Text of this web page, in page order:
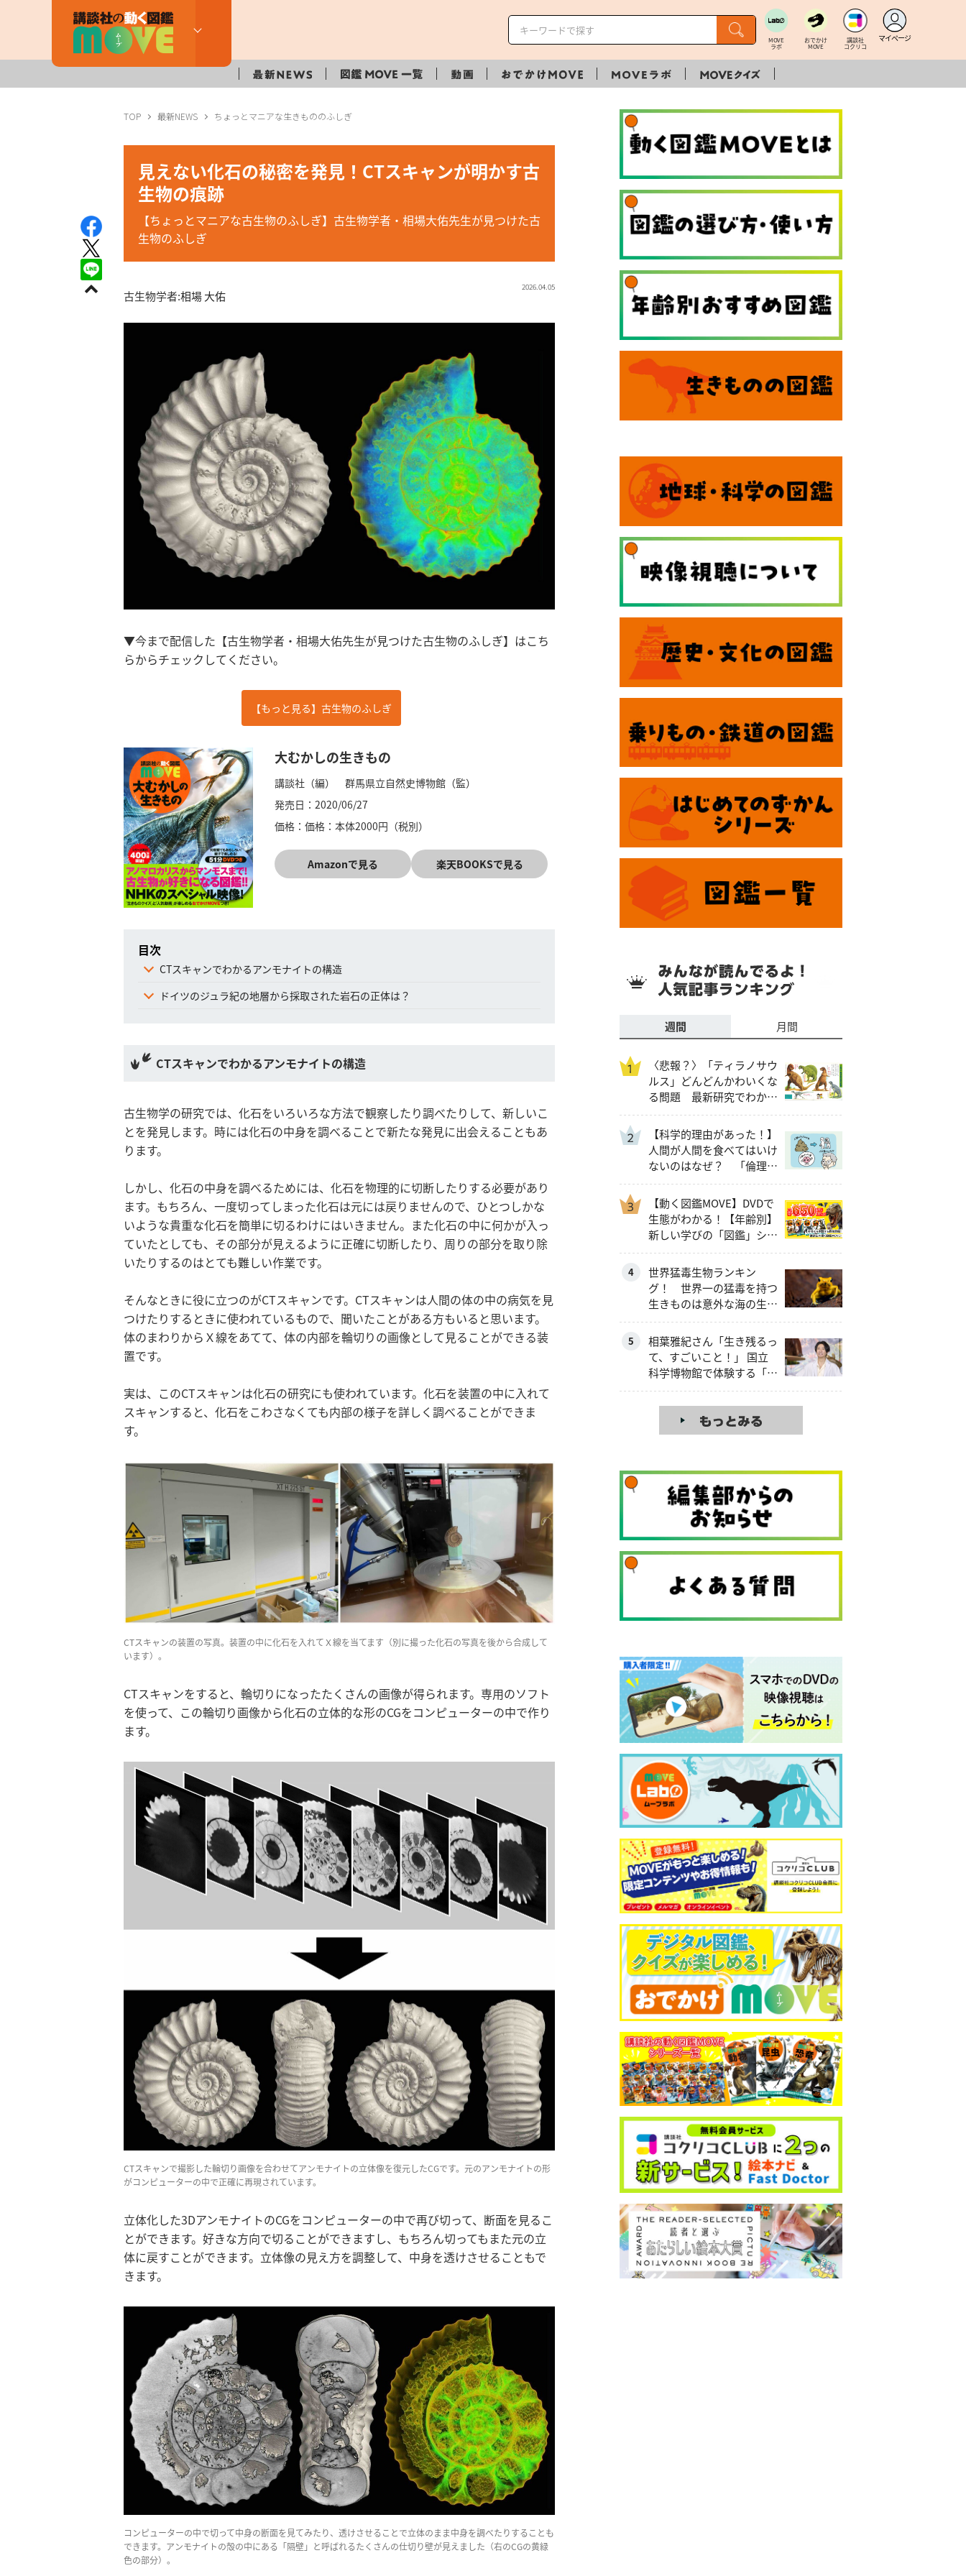
MOVE
ラボ
おでかけ
MOVE
講談社
コクリコ
マイページ
TOP 最新NEWS ちょっとマニアな生きもののふしぎ
見えない化石の秘密を発見！CTスキャンが明かす古
生物の痕跡
【ちょっとマニアな古生物のふしぎ】古生物学者・相場大佑先生が見つけた古
生物のふしぎ
2026.04.05
古生物学者:相場 大佑
▼今まで配信した【古生物学者・相場大佑先生が見つけた古生物のふしぎ】はこち
らからチェックしてください。
【もっと見る】古生物のふしぎ
大むかしの生きもの
講談社（編） 群馬県立自然史博物館（監）
発売日： 2020/06/27
価格： 価格：本体2000円（税別）
Amazonで見る 楽天BOOKSで見る
目次
CTスキャンでわかるアンモナイトの構造
ドイツのジュラ紀の地層から採取された岩石の正体は？
CTスキャンでわかるアンモナイトの構造
古生物学の研究では、化石をいろいろな方法で観察したり調べたりして、新しいこ
とを発見します。時には化石の中身を調べることで新たな発見に出会えることもあ
ります。
しかし、化石の中身を調べるためには、化石を物理的に切断したりする必要があり
ます。もちろん、一度切ってしまった化石は元には戻りませんので、ひとつしかな
いような貴重な化石を簡単に切るわけにはいきません。また化石の中に何かが入っ
ていたとしても、その部分が見えるように正確に切断したり、周りの部分を取り除
いたりするのはとても難しい作業です。
そんなときに役に立つのがCTスキャンです。CTスキャンは人間の体の中の病気を見
つけたりするときに使われているもので、聞いたことがある方もいると思います。
体のまわりからＸ線をあてて、体の内部を輪切りの画像として見ることができる装
置です。
実は、このCTスキャンは化石の研究にも使われています。化石を装置の中に入れて
スキャンすると、化石をこわさなくても内部の様子を詳しく調べることができま
す。
CTスキャンの装置の写真。装置の中に化石を入れてＸ線を当てます（別に撮った化石の写真を後から合成して
います）。
CTスキャンをすると、輪切りになったたくさんの画像が得られます。専用のソフト
を使って、この輪切り画像から化石の立体的な形のCGをコンピューターの中で作り
ます。
CTスキャンで撮影した輪切り画像を合わせてアンモナイトの立体像を復元したCGです。元のアンモナイトの形
がコンピューターの中で正確に再現されています。
立体化した3DアンモナイトのCGをコンピューターの中で再び切って、断面を見るこ
とができます。好きな方向で切ることができますし、もちろん切ってもまた元の立
体に戻すことができます。立体像の見え方を調整して、中身を透けさせることもで
きます。
コンピューターの中で切って中身の断面を見てみたり、透けさせることで立体のまま中身を調べたりすることも
できます。アンモナイトの殻の中にある「隔壁」と呼ばれるたくさんの仕切り壁が見えました（右のCGの黄緑
色の部分）。
週間 月間
〈悲報？〉「ティラノサウ
ルス」どんどんかわいくな
る問題 最新研究でわかっ
たティラノサウルスの本当
の姿
【科学的理由があった！】
人間が人間を食べてはいけ
ないのはなぜ？ 「倫理
的・社会的な問題」以外の
説明とは
【動く図鑑MOVE】DVDで
生態がわかる！【年齢別】
新しい学びの「図鑑」シリ
ーズ
4
世界猛毒生物ランキン
グ！ 世界一の猛毒を持つ
生きものは意外な海の生き
もの!?
5
相葉雅紀さん「生き残るっ
て、すごいこと！」 国立
科学博物館で体験する「い
きもの超ワールド展」の驚
きと発見